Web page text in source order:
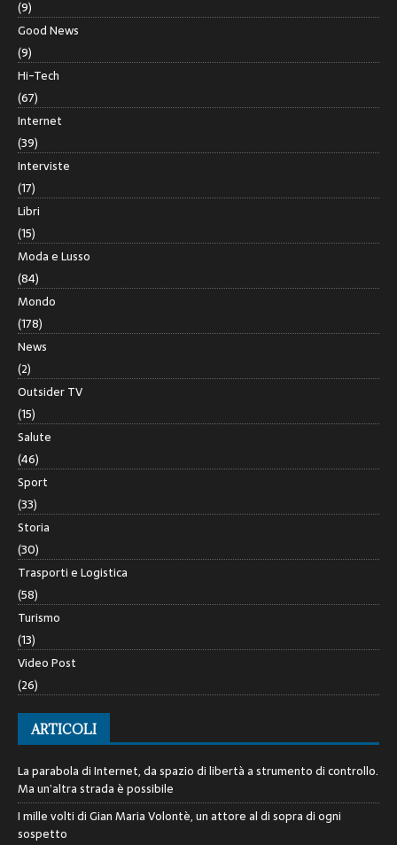
(9)
Good News
(9)
Hi-Tech
(67)
Internet
(39)
Interviste
(17)
Libri
(15)
Moda e Lusso
(84)
Mondo
(178)
News
(2)
Outsider TV
(15)
Salute
(46)
Sport
(33)
Storia
(30)
Trasporti e Logistica
(58)
Turismo
(13)
Video Post
(26)
ARTICOLI
La parabola di Internet, da spazio di libertà a strumento di controllo.
Ma un’altra strada è possibile
I mille volti di Gian Maria Volontè, un attore al di sopra di ogni
sospetto